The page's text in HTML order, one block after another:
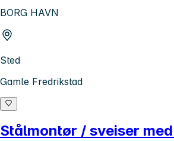
BORG HAVN
Sted
Gamle Fredrikstad
Stålmontør / sveiser